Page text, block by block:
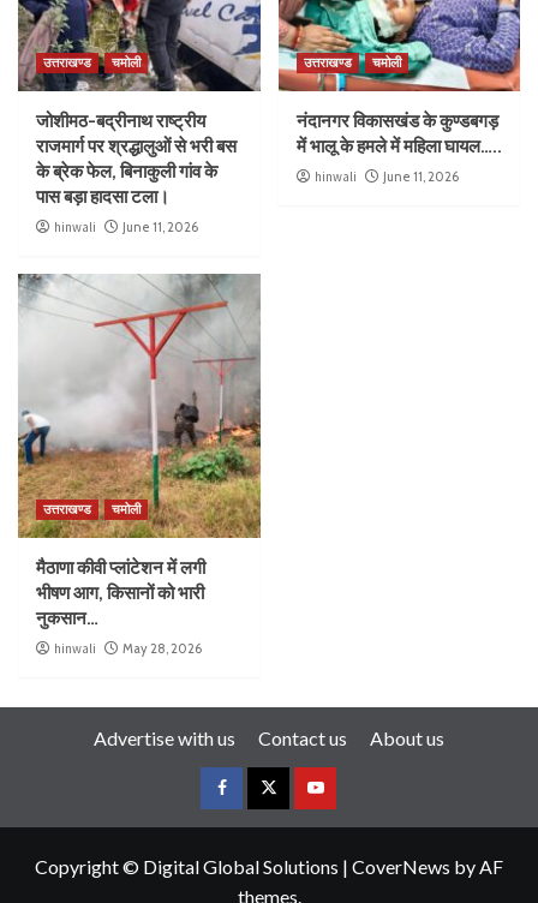
उत्तराखण्ड चमोली
जोशीमठ-बद्रीनाथ राष्ट्रीय
राजमार्ग पर श्रद्धालुओं से भरी बस
के ब्रेक फेल, बिनाकुली गांव के
पास बड़ा हादसा टला।
hinwali June 11, 2026
उत्तराखण्ड चमोली
नंदानगर विकासखंड के कुण्डबगड़
में भालू के हमले में महिला घायल…..
hinwali June 11, 2026
उत्तराखण्ड चमोली
मैठाणा कीवी प्लांटेशन में लगी
भीषण आग, किसानों को भारी
नुकसान…
hinwali May 28, 2026
Advertise with us Contact us About us
Copyright © Digital Global Solutions | CoverNews by AF
themes.